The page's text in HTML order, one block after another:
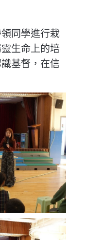
同學進行栽
生命上的培
基督，在信